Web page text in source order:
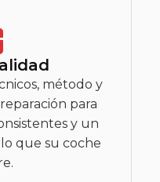
método y
para
y un
que su coche